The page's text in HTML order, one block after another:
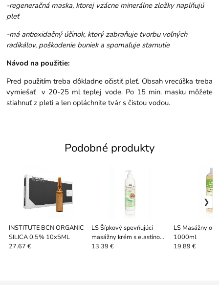
-regeneračná maska, ktorej vzácne minerálne zložky naplňujú
pleť
-má antioxidačný účinok, ktorý zabraňuje tvorbu voľných
radikálov, poškodenie buniek a spomaľuje starnutie
Návod na použitie:
Pred použitím treba dôkladne očistiť pleť. Obsah vrecúška treba
vymiešať v 20-25 ml teplej vode. Po 15 min. masku môžete
stiahnuť z pleti a len opláchnite tvár s čistou vodou.
Podobné produkty
INSTITUTE BCN ORGANIC
SILICA 0,5% 10x5ML
27.67 €
LS Šípkový spevňujúci
masážny krém s elastínom
500ml
13.39 €
LS Masážny
1000ml
19.89 €